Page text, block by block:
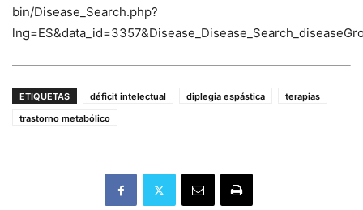
bin/Disease_Search.php?
ETIQUETAS déficit intelectual diplegia espástica
terapias
trastorno metabólico